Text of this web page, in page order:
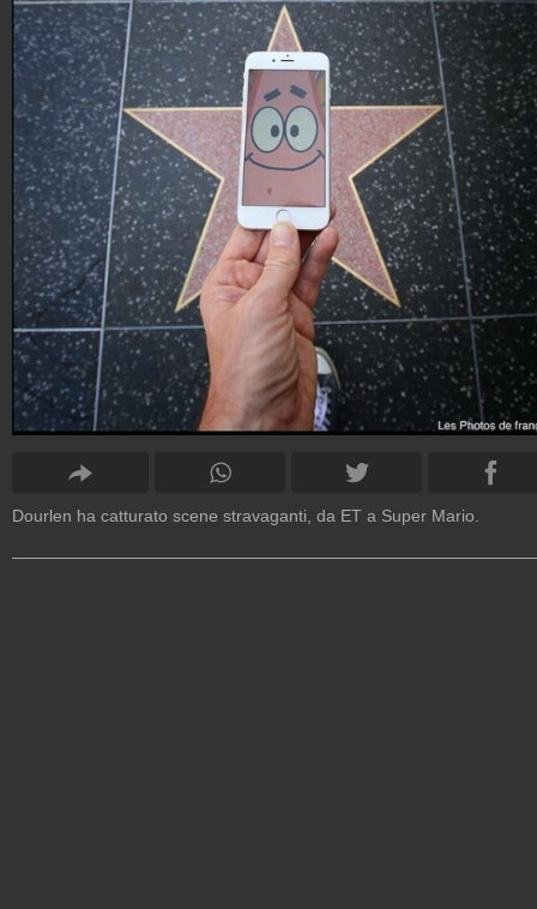
Dourlen ha catturato scene stravaganti, da ET a Super Mario.